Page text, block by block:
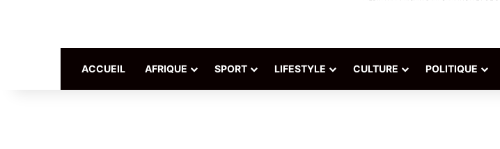
ACCUEIL AFRIQUE SPORT LIFESTYLE CULTURE POLITIQUE